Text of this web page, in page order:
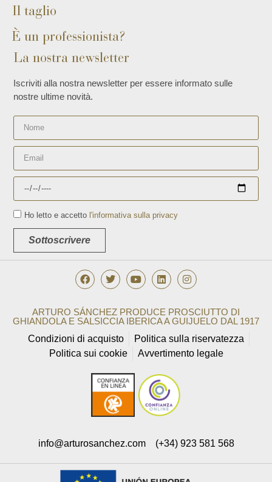
Il taglio
È un professionista?
La nostra newsletter
Iscriviti alla nostra newsletter per essere informato sulle
nostre ultime novità.
Ho letto e accetto l'informativa sulla privacy
Sottoscrivere
info@arturosanchez.com (+34) 923 581 568
ARTURO SÁNCHEZ PRODUCE PROSCIUTTO DI
GHIANDOLA E SALSICCIA IBERICA A GUIJUELO DAL 1917
Condizioni di acquisto
Politica sulla riservatezza
Politica sui cookie
Avvertimento legale